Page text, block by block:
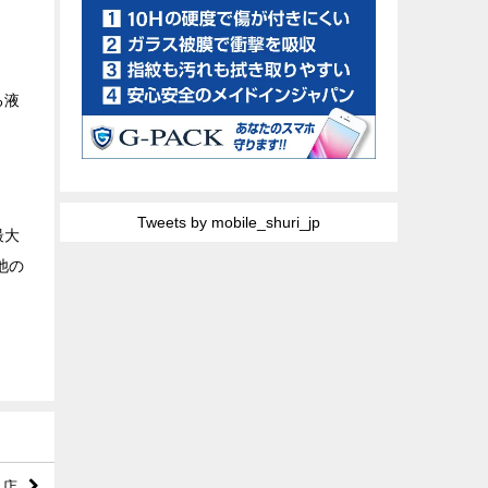
液
大
の
Tweets by mobile_shuri_jp